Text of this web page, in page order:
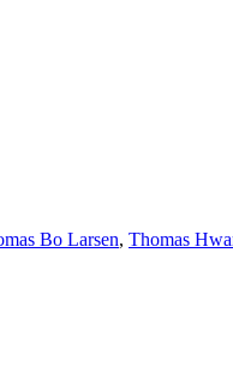
Bo Larsen, Thomas